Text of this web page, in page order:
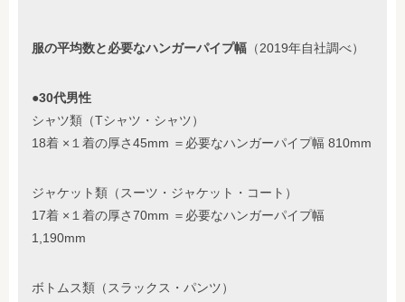
服の平均数と必要なハンガーパイプ幅 （2019年自社調べ）
●30代男性
シャツ類（Tシャツ・シャツ）
18着 ×１着の厚さ45mm ＝必要なハンガーパイプ幅 810mm
ジャケット類（スーツ・ジャケット・コート）
17着 ×１着の厚さ70mm ＝必要なハンガーパイプ幅
1,190mm
ボトムス類（スラックス・パンツ）